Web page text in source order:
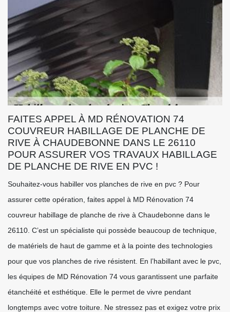
FAITES APPEL À MD RÉNOVATION 74
COUVREUR HABILLAGE DE PLANCHE DE
RIVE À CHAUDEBONNE DANS LE 26110
POUR ASSURER VOS TRAVAUX HABILLAGE
DE PLANCHE DE RIVE EN PVC !
Souhaitez-vous habiller vos planches de rive en pvc ? Pour
assurer cette opération, faites appel à MD Rénovation 74
couvreur habillage de planche de rive à Chaudebonne dans le
26110. C’est un spécialiste qui possède beaucoup de technique,
de matériels de haut de gamme et à la pointe des technologies
pour que vos planches de rive résistent. En l’habillant avec le pvc,
les équipes de MD Rénovation 74 vous garantissent une parfaite
étanchéité et esthétique. Elle le permet de vivre pendant
longtemps avec votre toiture. Ne stressez pas et exigez votre prix